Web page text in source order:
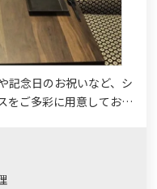
記念日のお祝いなど、シ
をご多彩に用意しており
気にすることなくごゆ